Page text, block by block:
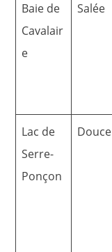
Baie de
Cavalair
e
Salée
Lac de
Serre-
Ponçon
Douce